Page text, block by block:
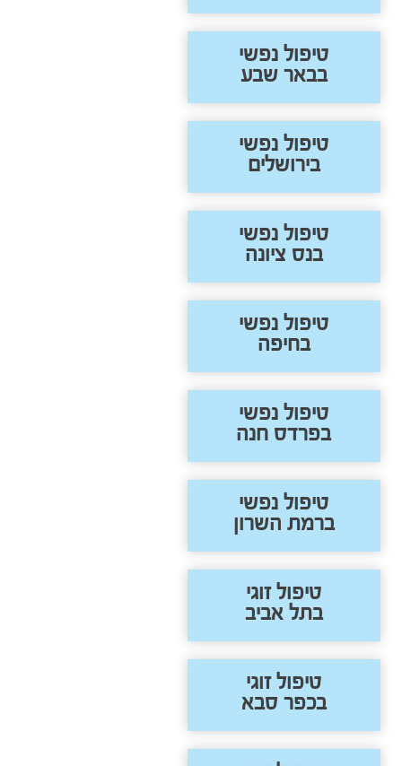
טיפול נפשי
בבאר שבע
טיפול נפשי
בירושלים
טיפול נפשי
בנס ציונה
טיפול נפשי
בחיפה
טיפול נפשי
בפרדס חנה
טיפול נפשי
ברמת השרון
טיפול זוגי
בתל אביב
טיפול זוגי
בכפר סבא